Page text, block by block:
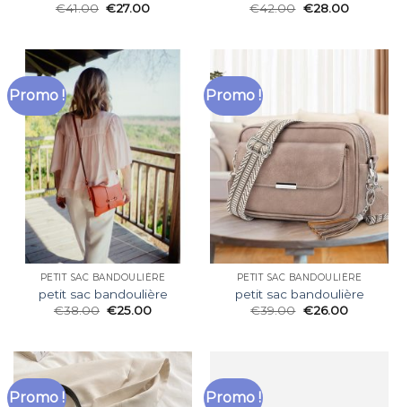
€41.00 €27.00
€42.00 €28.00
Promo !
PETIT SAC BANDOULIÈRE
petit sac bandoulière
€38.00 €25.00
Promo !
PETIT SAC BANDOULIÈRE
petit sac bandoulière
€39.00 €26.00
Promo ! Promo !